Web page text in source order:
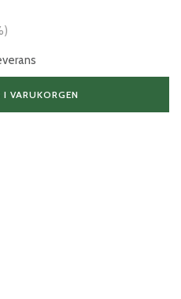
VARUKORGEN